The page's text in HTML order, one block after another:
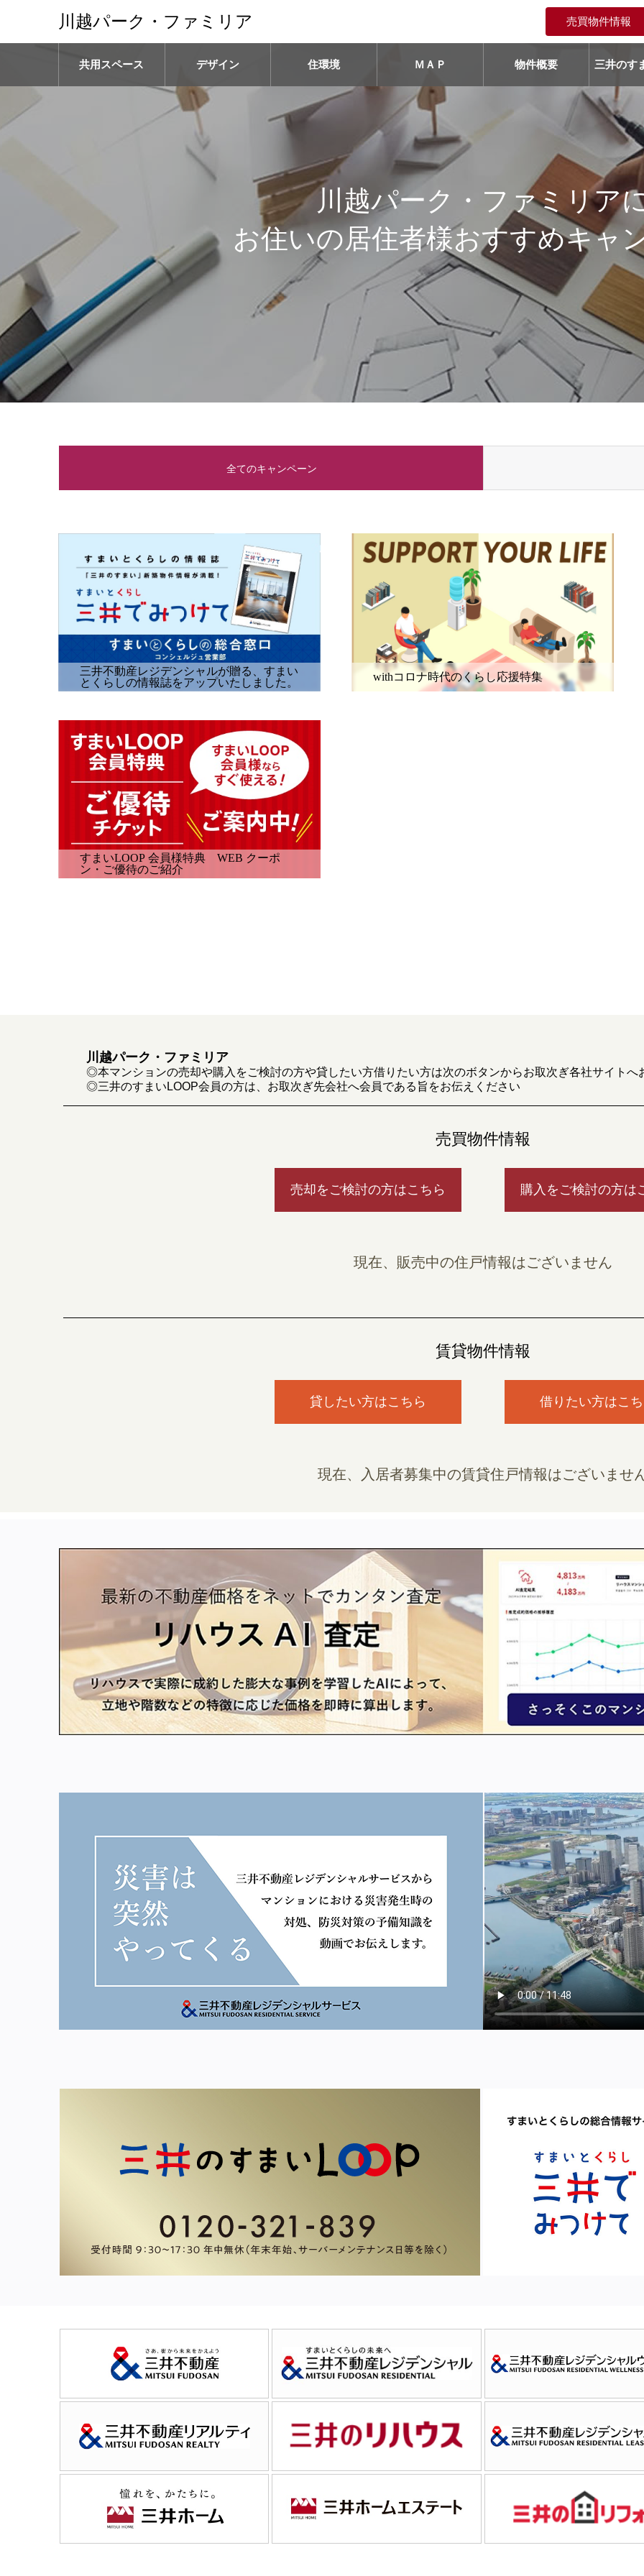
川越パーク・ファミリア 売買物件情報
共用スペース デザイン 住環境 ＭＡＰ 物件概要 三井のす
川越パーク・ファミリア
お住いの居住者様おすすめキャ
全てのキャンペーン
三井不動産レジデンシャルが贈る、すまい
とくらしの情報誌をアップいたしました。
withコロナ時代のくらし応援特集
すまいLOOP 会員様特典 WEB クーポ
ン・ご優待のご紹介
川越パーク・ファミリア
◎本マンションの売却や購入をご検討の方や貸したい方借りたい方は次のボタンからお取次ぎ各社サイトへ
◎三井のすまいLOOP会員の方は、お取次ぎ先会社へ会員である旨をお伝えください
売買物件情報
売却をご検討の方はこちら 購入をご検討の方は
現在、販売中の住戸情報はございません
賃貸物件情報
貸したい方はこちら 借りたい方はこ
現在、入居者募集中の賃貸住戸情報はございませ